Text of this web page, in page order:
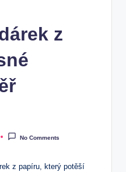
z
No Comments
z papíru, který potěší